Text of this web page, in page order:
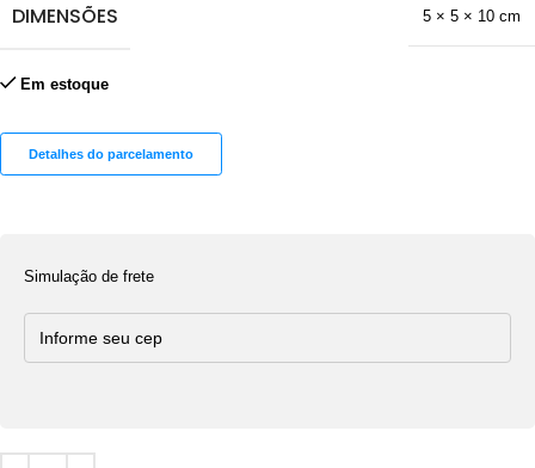
DIMENSÕES 5 × 5 × 10 cm
Em estoque
Detalhes do parcelamento
Simulação de frete